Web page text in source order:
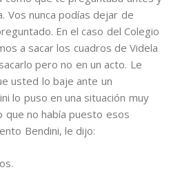
Vos nunca podías dejar de
En el caso del Colegio
a sacar los cuadros de Videla
pero no en un acto. Le
usted lo baje ante un
lo puso en una situación muy
no había puesto esos
Bendini, le dijo: